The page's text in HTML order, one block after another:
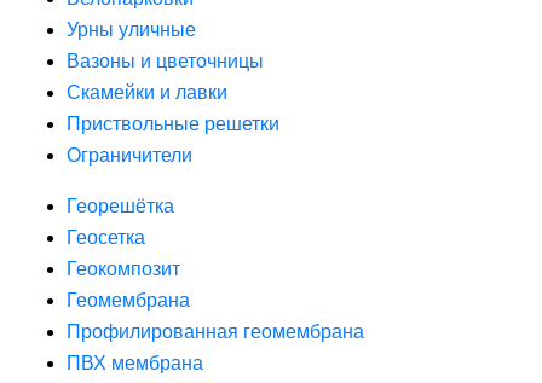
Урны уличные
Вазоны и цветочницы
Скамейки и лавки
Приствольные решетки
Ограничители
Георешётка
Геосетка
Геокомпозит
Геомембрана
Профилированная геомембрана
ПВХ мембрана